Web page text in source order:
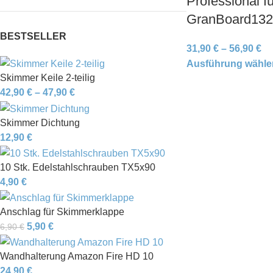
BESTSELLER
Skimmer Keile 2-teilig
42,90 € – 47,90 €
Skimmer Dichtung
12,90 €
10 Stk. Edelstahlschrauben TX5x90
4,90 €
Anschlag für Skimmerklappe
6,90€ 5,90 €
Wandhalterung Amazon Fire HD 10
GranBoard132
31,90 €– 56,90 €
Ausführung